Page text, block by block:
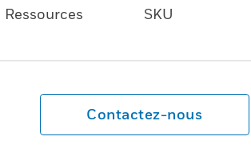
Ressources SKU
Contactez-nous